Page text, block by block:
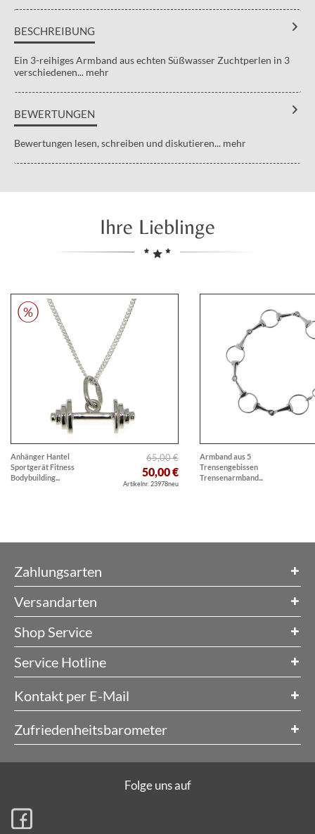
BESCHREIBUNG
Ein 3-reihiges Armband aus echten Süßwasser Zuchtperlen in 3
verschiedenen... mehr
BEWERTUNGEN
Bewertungen lesen, schreiben und diskutieren... mehr
Ihre Lieblinge
Anhänger Hantel
Sportgerät Fitness
Bodybuilding...
65,00 €
50,00 €
Artikelnr. 23978neu
Armband aus 5
Trensengebissen
Trensenarmband...
Zahlungsarten
Versandarten
Shop Service
Service Hotline
Kontakt per E-Mail
Zufriedenheitsbarometer
Folge uns auf